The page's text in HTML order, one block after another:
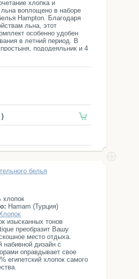
хлопка и
льна воплощено в наборе
Hampton. Благодаря
льна, этот
особенно удобен
в летний период. В
пододеяльник и 4
белья
хлопок
Hamam (Турция)
изысканных тонов
преобразит Вашу
место отдыха.
набивной дизайн с
оправдывает свое
египетский хлопок самого